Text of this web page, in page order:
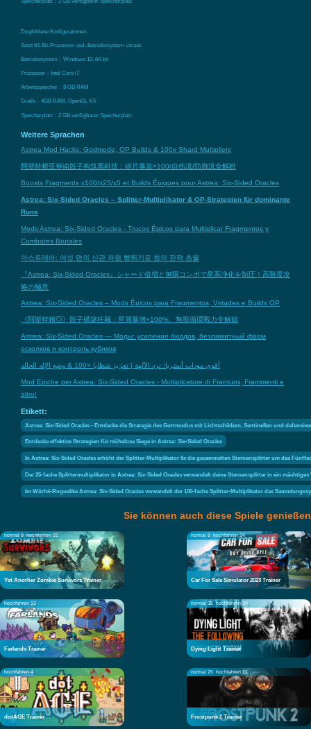
Empfohlene Konfigurationen:
Setzt 64-Bit-Prozessor und -Betriebssystem voraus
Betriebssystem：Windows 10, 64-bit
Prozessor：Intel Core i7
Arbeitsspeicher：8 GB RAM
Grafik：4GB RAM, OpenGL 4.5
Speicherplatz：2 GB verfügbarer Speicherplatz
Weitere Sprachen
Astrea Mod Hacks: Godmode, OP Builds & 100x Shard Multipliers
阿斯特赖亚神谕骰子构筑黑科技：碎片暴发×100/自伤流/防御流全解析
Boosts Fragments x100/x25/x5 et Builds Épiques pour Astrea: Six-Sided Oracles
Astrea: Six-Sided Oracles – Splitter-Multiplikator & OP-Strategien für dominante
Runs
Mods Astrea: Six-Sided Oracles - Trucos Épicos para Multiplicar Fragmentos y
Combates Brutales
아스트레아: 여섯 면의 신관 자원 뻥튀기로 창의 전략 초월
『Astrea: Six-Sided Oracles』シャード倍増と無限コンボで星系浄化を制圧！高難度攻
略の極意
Astrea: Six-Sided Oracles – Mods Épicos para Fragmentos, Virtudes e Builds OP
《阿斯特賴亞》骰子構築狂飆：星屑暴增×100%、無限循環戰力全解鎖
Astrea: Six-Sided Oracles — Моды: усиление билдов, безлимитный фарм
осколков и контроль кубиков
أقوى مودات أستريا: نرد الآلهة | تعزيز شظايا ×100 & وضع الإله الخالد
Mod Epiche per Astrea: Six-Sided Oracles - Moltiplicatore di Frantumi, Frammenti e
altro!
Etikett:
Astrea: Six-Sided Oracles - Entdecke die Strategie des Gottmodus mit Lichtschildern, Sentinellen und
Entdecke effektive Strategien für mühelose Siege in Astrea: Six-Sided Oracles
In Astrea: Six-Sided Oracles erhöht der Splitter-Multiplikator 5x die gesammelten Sternensplitter um das
Der 25-fache Splittermultiplikator in Astrea: Six-Sided Oracles verwandelt deine Sternensplitter in ein
Im Würfel-Roguelike Astrea: Six-Sided Oracles verwandelt der 100-fache Splitter-Multiplikator das
Sie können auch diese Spiele genießen
normal 8 hochfahren 31
Yet Another Zombie Survivors Trainer
normal 8 hochfahren 24
Car For Sale Simulator 2023 Trainer
hochfahren 12
Farlands Trainer
normal 35 hochfahren 30
Dying Light Trainer
hochfahren 4
dotAGE Trainer
normal 26 hochfahren 21
Frostpunk 2 Trainer